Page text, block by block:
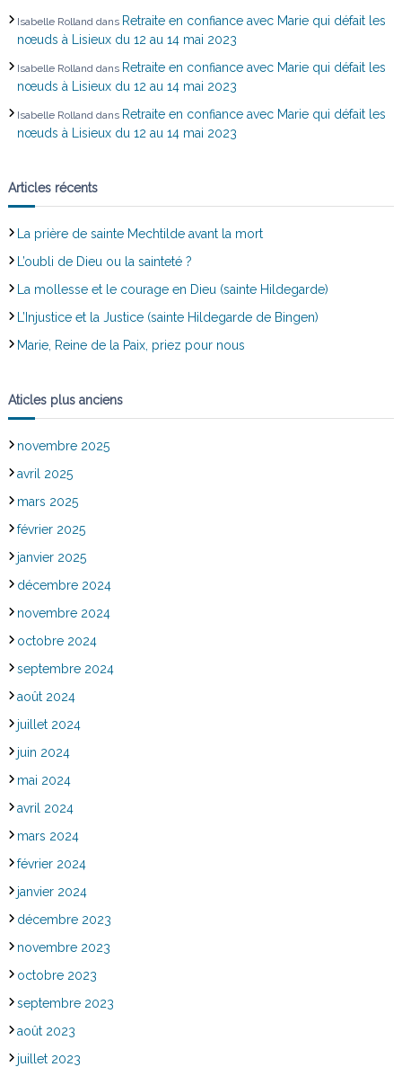
c
l
e
Isabelle Rolland dans Retraite en confiance avec Marie qui défait les
nœuds à Lisieux du 12 au 14 mai 2023
Isabelle Rolland dans Retraite en confiance avec Marie qui défait les
nœuds à Lisieux du 12 au 14 mai 2023
Isabelle Rolland dans Retraite en confiance avec Marie qui défait les
nœuds à Lisieux du 12 au 14 mai 2023
Articles récents
La prière de sainte Mechtilde avant la mort
L’oubli de Dieu ou la sainteté ?
La mollesse et le courage en Dieu (sainte Hildegarde)
L’Injustice et la Justice (sainte Hildegarde de Bingen)
Marie, Reine de la Paix, priez pour nous
Aticles plus anciens
novembre 2025
avril 2025
mars 2025
février 2025
janvier 2025
décembre 2024
novembre 2024
octobre 2024
septembre 2024
août 2024
juillet 2024
juin 2024
mai 2024
avril 2024
mars 2024
février 2024
janvier 2024
décembre 2023
novembre 2023
octobre 2023
septembre 2023
août 2023
juillet 2023